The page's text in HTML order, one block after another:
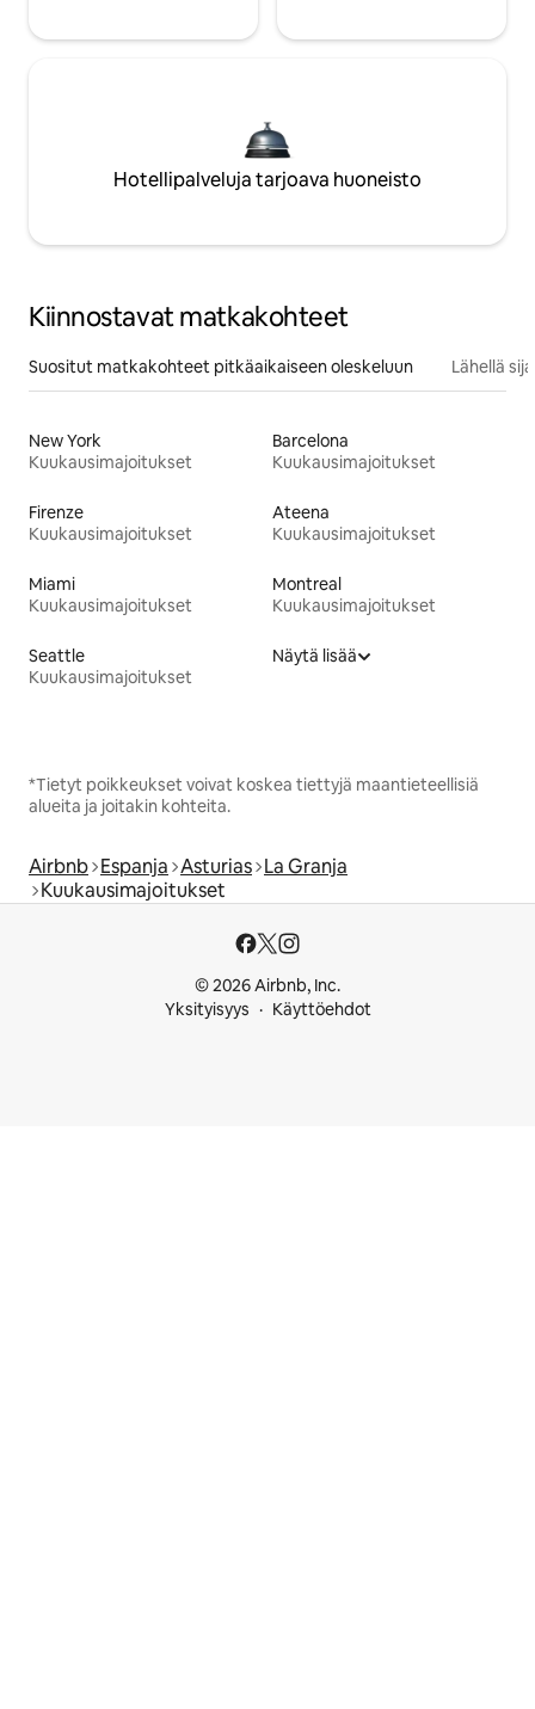
Hotellipalveluja tarjoava huoneisto
Kiinnostavat matkakohteet
Suositut matkakohteet pitkäaikaiseen oleskeluun Lähellä
New York
Kuukausimajoitukset
Barcelona
Kuukausimajoitukset
Firenze
Kuukausimajoitukset
Ateena
Kuukausimajoitukset
Miami
Kuukausimajoitukset
Montreal
Kuukausimajoitukset
Seattle
Kuukausimajoitukset
Näytä lisää
*Tietyt poikkeukset voivat koskea tiettyjä maantieteellisiä
alueita ja joitakin kohteita.
Airbnb Espanja Asturias La Granja
Kuukausimajoitukset
© 2026 Airbnb, Inc.
Yksityisyys
Käyttöehdot